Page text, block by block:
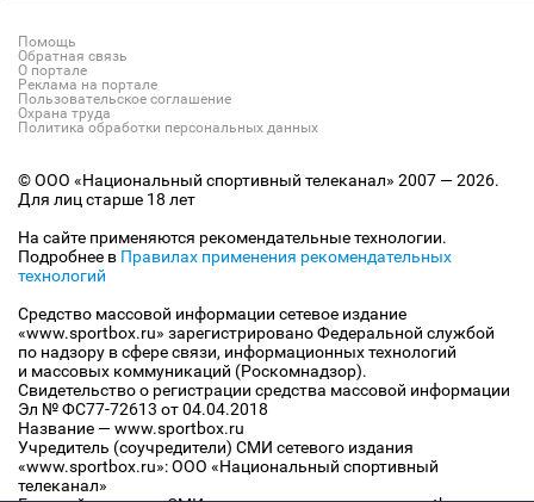
Помощь
Обратная связь
О портале
Реклама на портале
Пользовательское соглашение
Охрана труда
Политика обработки персональных данных
© ООО «Национальный спортивный телеканал» 2007 — 2026.
Для лиц старше 18 лет
На сайте применяются рекомендательные технологии.
Подробнее в Правилах применения рекомендательных
технологий
Средство массовой информации сетевое издание
«www.sportbox.ru» зарегистрировано Федеральной службой
по надзору в сфере связи, информационных технологий
и массовых коммуникаций (Роскомнадзор).
Свидетельство о регистрации средства массовой информации
Эл № ФС77-72613 от 04.04.2018
Название — www.sportbox.ru
Учредитель (соучредители) СМИ сетевого издания
«www.sportbox.ru»: ООО «Национальный спортивный
телеканал»